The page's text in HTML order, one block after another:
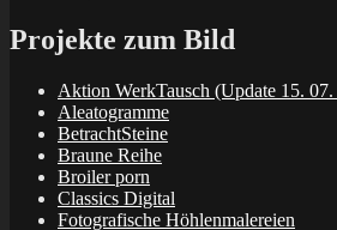
Projekte zum Bild
Aktion WerkTausch (Update 15.
Aleatogramme
BetrachtSteine
Braune Reihe
Broiler porn
Classics Digital
Fotografische Höhlenmalereien